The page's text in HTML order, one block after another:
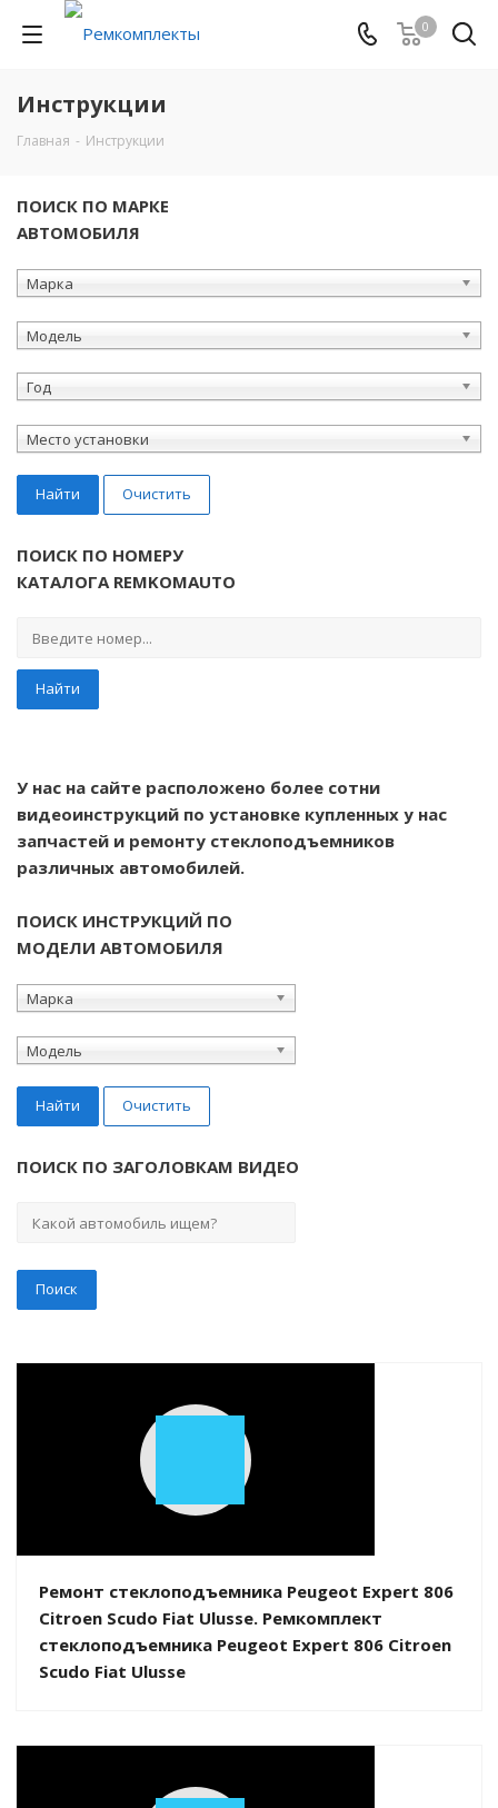
0
Инструкции
Главная - Инструкции
ПОИСК ПО МАРКЕ
АВТОМОБИЛЯ
Марка
Модель
Год
Место установки
Найти Очистить
ПОИСК ПО НОМЕРУ
КАТАЛОГА REMKOMAUTO
Найти
У нас на сайте расположено более сотни
видеоинструкций по установке купленных у нас
запчастей и ремонту стеклоподъемников
различных автомобилей.
ПОИСК ИНСТРУКЦИЙ ПО
МОДЕЛИ АВТОМОБИЛЯ
Марка
Модель
Найти Очистить
ПОИСК ПО ЗАГОЛОВКАМ ВИДЕО
Play
Ремонт стеклоподъемника Peugeot Expert 806
Citroen Scudo Fiat Ulusse. Ремкомплект
стеклоподъемника Peugeot Expert 806 Citroen
Scudo Fiat Ulusse